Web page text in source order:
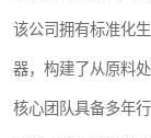
该公司拥有标准化
器，构建了从原料
核心团队具备多年